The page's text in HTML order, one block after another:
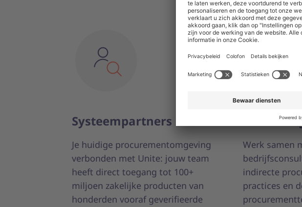
Systeempartners
Je huidige procurementomgeving
verbonden met Unite: jouw team
heeft direct toegang tot 100+
miljoen zakelijke producten van
honderden vooraf geverifieerde
Werk samen
indirecte
practices en